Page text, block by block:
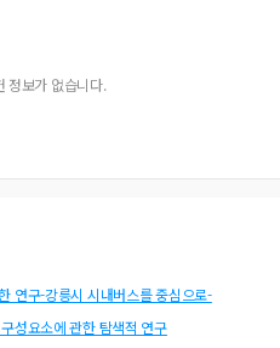
정보가 없습니다.
연구-강릉시 시내버스를 중심으로-
성요소에 관한 탐색적 연구